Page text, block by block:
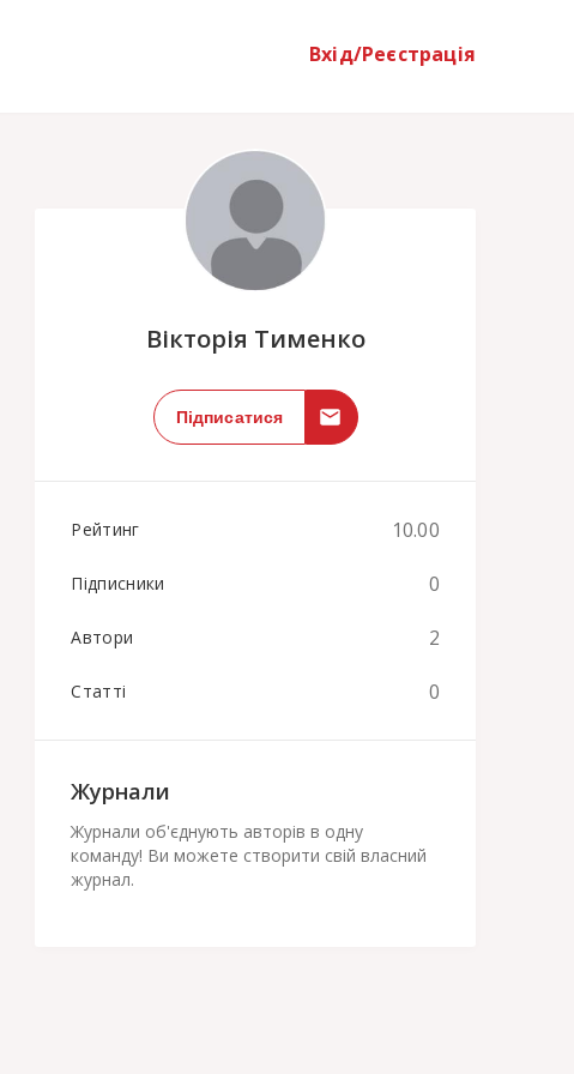
Вхід/Реєстрація
Вікторія Тименко
Підписатися
Рейтинг 10.00
Підписники 0
Автори 2
Статті 0
Журнали
Журнали об'єднують авторів в одну
команду! Ви можете створити свій власний
журнал.